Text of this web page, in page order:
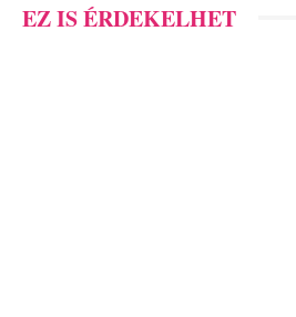
EZ IS ÉRDEKELHET